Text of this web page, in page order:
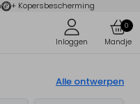
+ Kopersbescherming
0
Alle ontwerpen